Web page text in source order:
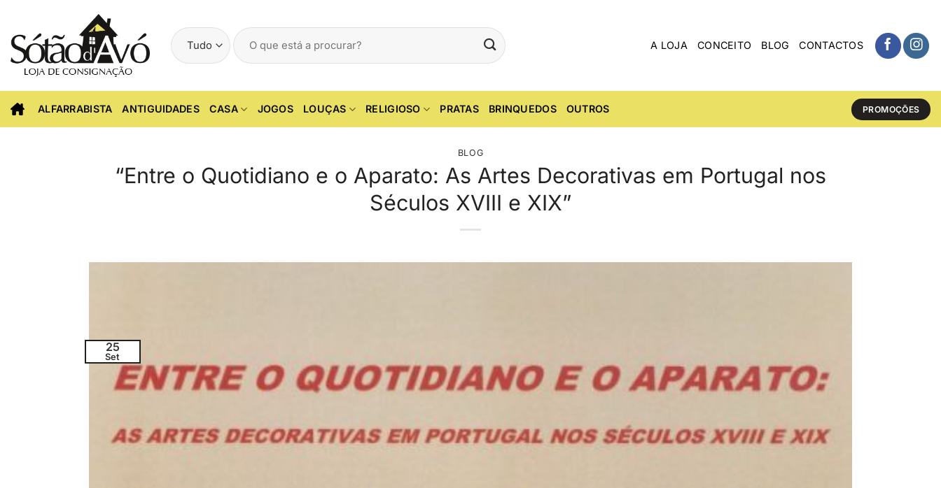
content
Pesquisar
por:
A LOJA CONCEITO BLOG CONTACTOS
ALFARRABISTA ANTIGUIDADES CASA JOGOS LOUÇAS RELIGIOSO PRATAS BRINQUEDOS OUTROS PROMOÇÕES
BLOG
“Entre o Quotidiano e o Aparato: As Artes Decorativas em Portugal nos
Séculos XVIII e XIX”
25
Set